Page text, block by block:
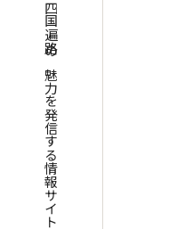
四国遍路の魅力を発信する情報サイト